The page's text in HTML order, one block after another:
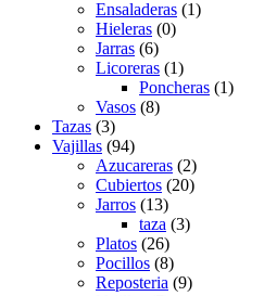
Ensaladeras (1)
Hieleras (0)
Jarras (6)
Licoreras (1)
Poncheras (1)
Vasos (8)
Tazas (3)
Vajillas (94)
Azucareras (2)
Cubiertos (20)
Jarros (13)
taza (3)
Platos (26)
Pocillos (8)
Reposteria (9)